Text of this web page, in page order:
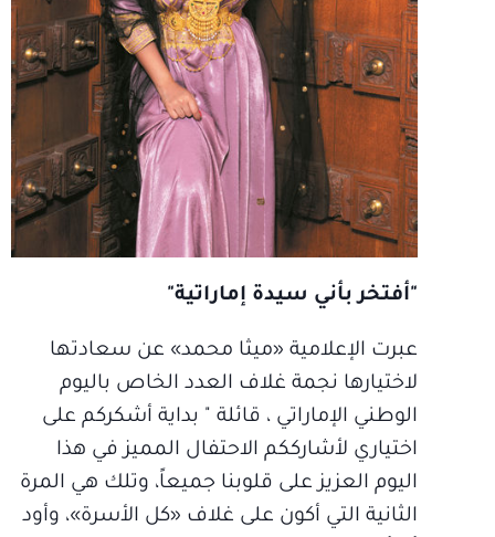
"أفتخر بأني سيدة إماراتية"
عبرت الإعلامية «ميثا محمد» عن سعادتها
لاختيارها نجمة غلاف العدد الخاص باليوم
الوطني الإماراتي ، قائلة " بداية أشكركم على
اختياري لأشارككم الاحتفال المميز في هذا
اليوم العزيز على قلوبنا جميعاً، وتلك هي المرة
الثانية التي أكون على غلاف «كل الأسرة»، وأود